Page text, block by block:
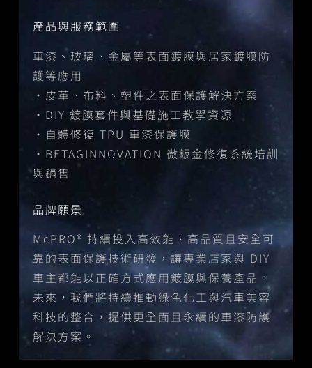
產品與服務範圍
車漆、玻璃、金屬等表面鍍膜與居家鍍膜防
護等應用
・皮革、布料、塑件之表面保護解決方案
・DIY 鍍膜套件與基礎施工教學資源
・自體修復 TPU 車漆保護膜
・BETAGINNOVATION 微鈑金修復系統培訓
與銷售
品牌願景
McPRO® 持續投入高效能、高品質且安全可
靠的表面保護技術研發，讓專業店家與 DIY
車主都能以正確方式應用鍍膜與保養產品。
未來，我們將持續推動綠色化工與汽車美容
科技的整合，提供更全面且永續的車漆防護
解決方案。